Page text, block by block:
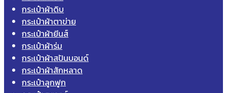
กระเป๋าผ้าดิบ
กระเป๋าผ้าตาข่าย
กระเป๋าผ้ายีนส์
กระเป๋าผ้าร่ม
กระเป๋าผ้าสปันบอนด์
กระเป๋าผ้าสักหลาด
กระเป๋าลูกฟูก